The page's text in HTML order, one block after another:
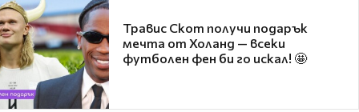
Травис Скот получи подарък
мечта от Холанд — всеки
футболен фен би го искал! 🤩